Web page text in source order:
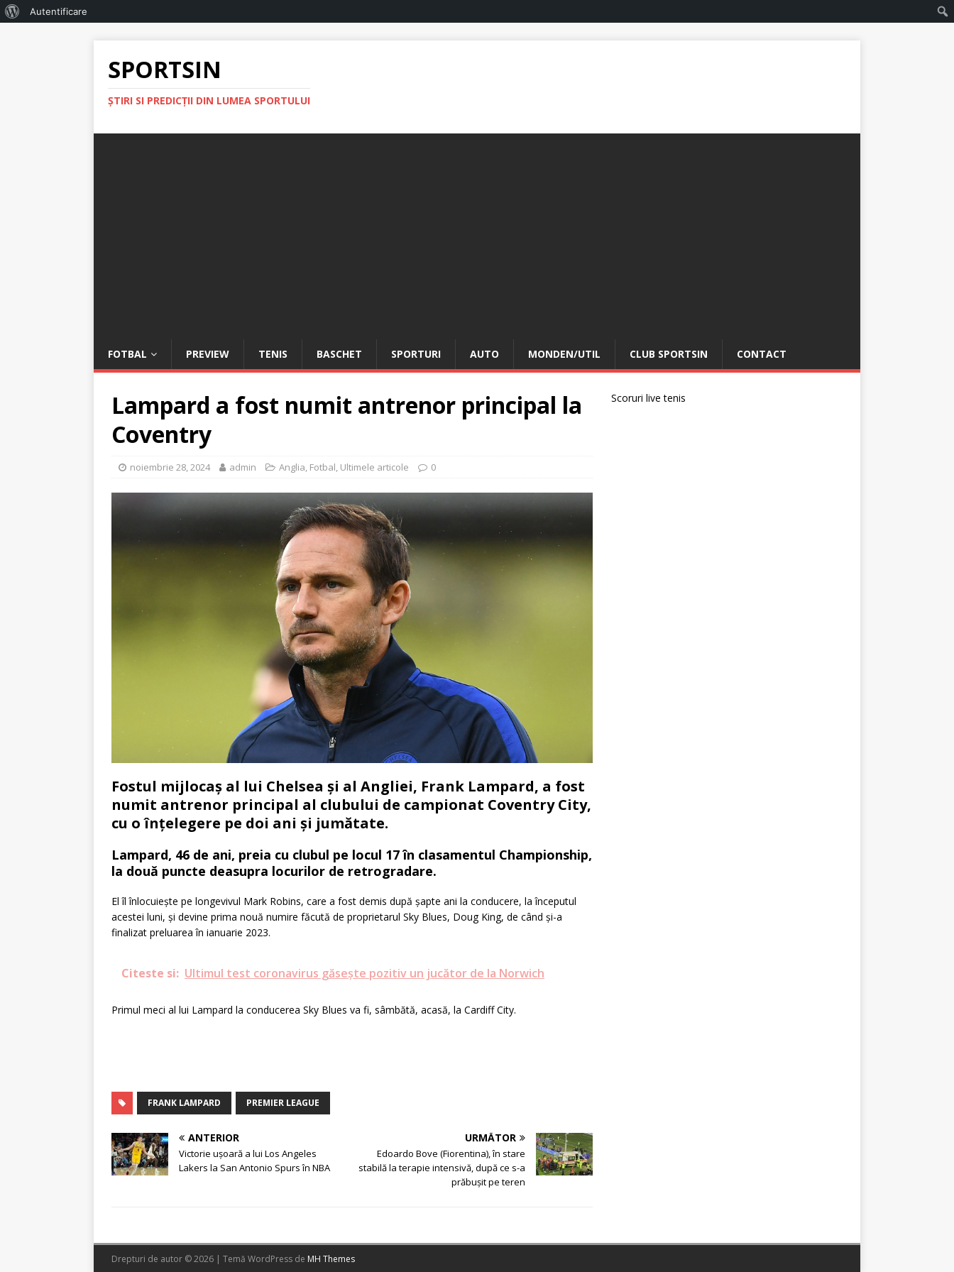
Autentificare
SPORTSIN
ŞTIRI SI PREDICŢII DIN LUMEA SPORTULUI
FOTBAL PREVIEW TENIS BASCHET SPORTURI AUTO MONDEN/UTIL CLUB SPORTSIN CONTACT
Lampard a fost numit antrenor principal la
Coventry
noiembrie 28, 2024 admin Anglia, Fotbal, Ultimele articole 0
Fostul mijlocaș al lui Chelsea și al Angliei, Frank Lampard, a fost
numit antrenor principal al clubului de campionat Coventry City,
cu o înțelegere pe doi ani și jumătate.
Lampard, 46 de ani, preia cu clubul pe locul 17 în clasamentul Championship,
la două puncte deasupra locurilor de retrogradare.
El îl înlocuiește pe longevivul Mark Robins, care a fost demis după șapte ani la conducere, la începutul
acestei luni, și devine prima nouă numire făcută de proprietarul Sky Blues, Doug King, de când și-a
finalizat preluarea în ianuarie 2023.
Citeste si: Ultimul test coronavirus găsește pozitiv un jucător de la Norwich
Primul meci al lui Lampard la conducerea Sky Blues va fi, sâmbătă, acasă, la Cardiff City.
FRANK LAMPARD PREMIER LEAGUE
ANTERIOR
Victorie ușoară a lui Los Angeles
Lakers la San Antonio Spurs în NBA
URMĂTOR
Edoardo Bove (Fiorentina), în stare
stabilă la terapie intensivă, după ce s-a
prăbuşit pe teren
Scoruri live tenis
Drepturi de autor © 2026 | Temă WordPress de MH Themes